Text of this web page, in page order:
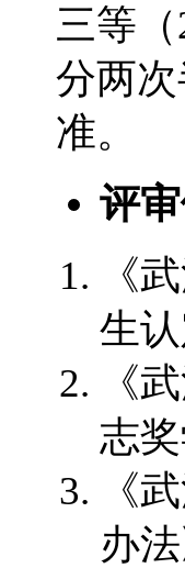
三等
分两
准。
评
《
生
《
志
《
办法